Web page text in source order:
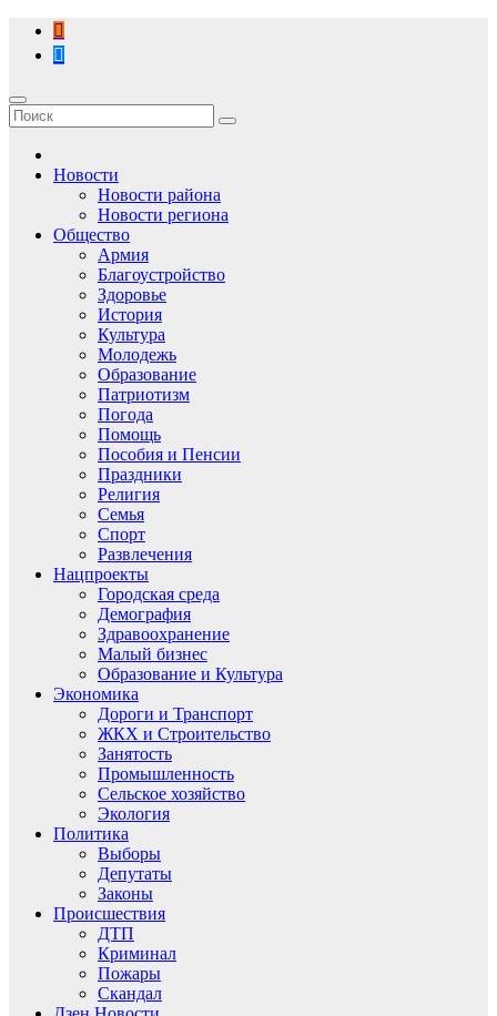
Перейти
содержимому
Новости
Новости района
Новости региона
Общество
Армия
Благоустройство
Здоровье
История
Культура
Молодежь
Образование
Патриотизм
Погода
Помощь
Пособия и Пенсии
Праздники
Религия
Семья
Спорт
Развлечения
Нацпроекты
Городская среда
Демография
Здравоохранение
Малый бизнес
Образование и Культура
Экономика
Дороги и Транспорт
ЖКХ и Строительство
Занятость
Промышленность
Сельское хозяйство
Экология
Политика
Выборы
Депутаты
Законы
Происшествия
ДТП
Криминал
Пожары
Скандал